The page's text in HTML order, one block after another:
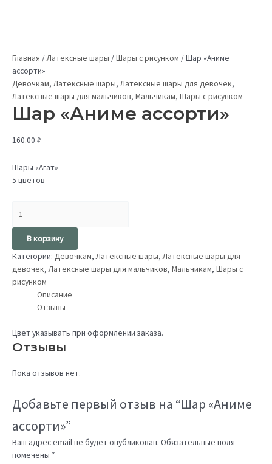
Главная /Латексные шары /Шары с рисунком /Шар «Аниме
ассорти»
Девочкам,Латексные шары,Латексные шары для девочек,
Латексные шары для мальчиков, Мальчикам, Шары с рисунком
Шар «Аниме ассорти»
160.00 ₽
Шары «Агат»
5 цветов
В корзину
Категории: Девочкам,Латексные шары,Латексные шары для
девочек,Латексные шары для мальчиков, Мальчикам, Шары с
рисунком
Описание
Отзывы
Цвет указывать при оформлении заказа.
Отзывы
Пока отзывов нет.
Добавьте первый отзыв на “Шар «Аниме
ассорти»”
Ваш адрес email не будет опубликован. Обязательные поля
помечены *